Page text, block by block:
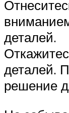
деталей.
деталей.
решение